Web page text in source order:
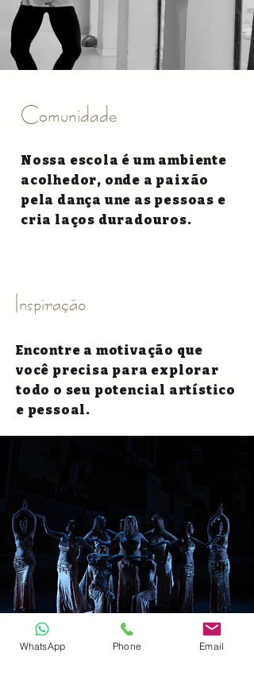
Comunidade
Nossa escola é um ambiente
acolhedor, onde a paixão
pela dança une as pessoas e
cria laços duradouros.
Inspiração
Encontre a motivação que
você precisa para explorar
todo o seu potencial artístico
e pessoal.
WhatsApp Phone Email